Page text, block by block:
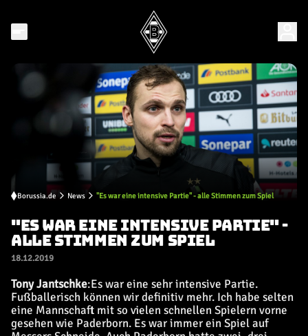
Borussia.de News "Es war eine intensive Partie" - alle Stimmen zum Spiel
"ES WAR EINE INTENSIVE PARTIE" -
ALLE STIMMEN ZUM SPIEL
18.12.2019
Tony Jantschke:Es war eine sehr intensive Partie.
Fußballerisch können wir definitiv mehr. Ich habe selten
eine Mannschaft mit so vielen schnellen Spielern vorne
gesehen wie Paderborn. Es war immer ein Spiel auf